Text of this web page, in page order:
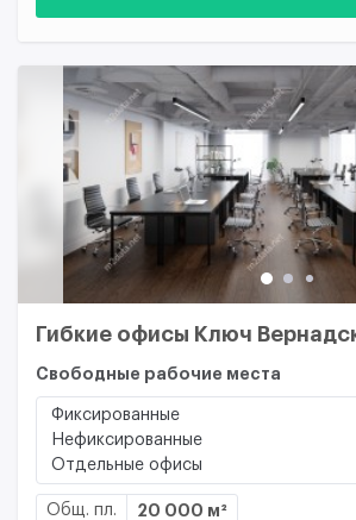
Гибкие офисы Ключ
Свободные рабочие места
Фиксированные
Нефиксированные
Отдельные офисы
Общ. пл. 20 000 м²